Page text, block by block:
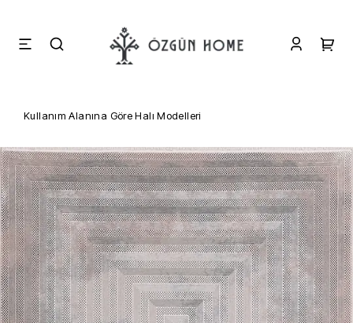
Kullanım Alanına Göre Halı Modelleri